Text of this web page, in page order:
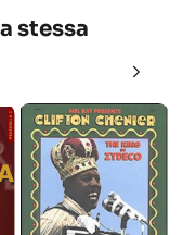
stessa